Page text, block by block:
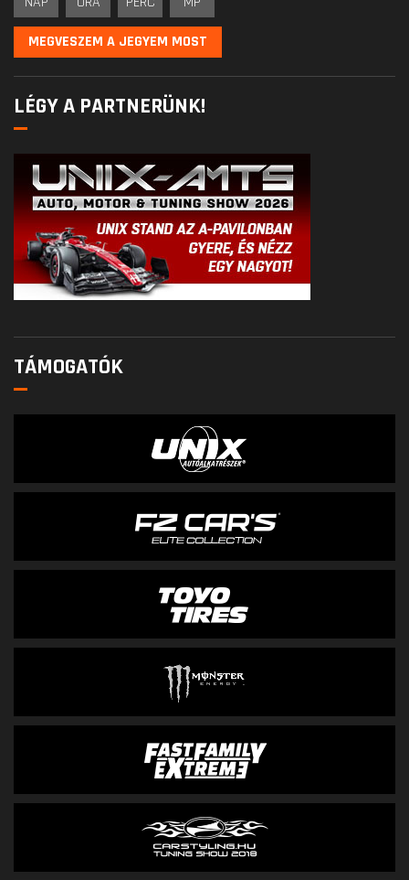
MEGVESZEM A JEGYEM MOST
LÉGY A PARTNERÜNK!
TÁMOGATÓK